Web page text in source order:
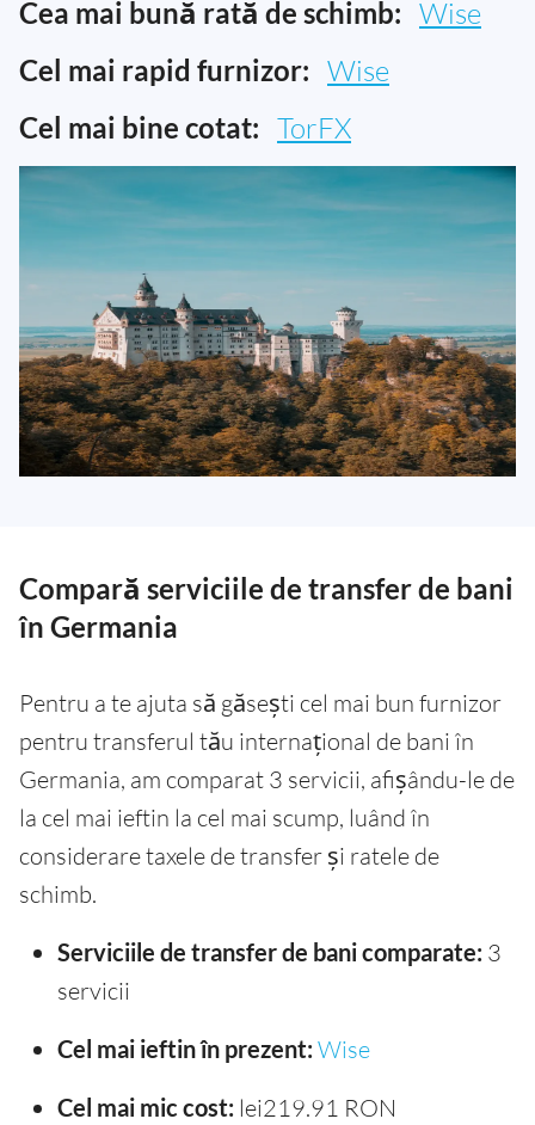
Cea mai bună rată de schimb: Wise
Cel mai rapid furnizor: Wise
Cel mai bine cotat: TorFX
Compară serviciile de transfer de bani
în Germania
Pentru a te ajuta să găsești cel mai bun furnizor
pentru transferul tău internațional de bani în
Germania, am comparat 3 servicii, afișându-le de
la cel mai ieftin la cel mai scump, luând în
considerare taxele de transfer și ratele de
schimb.
Serviciile de transfer de bani comparate: 3
servicii
Cel mai ieftin în prezent: Wise
Cel mai mic cost: lei219.91 RON